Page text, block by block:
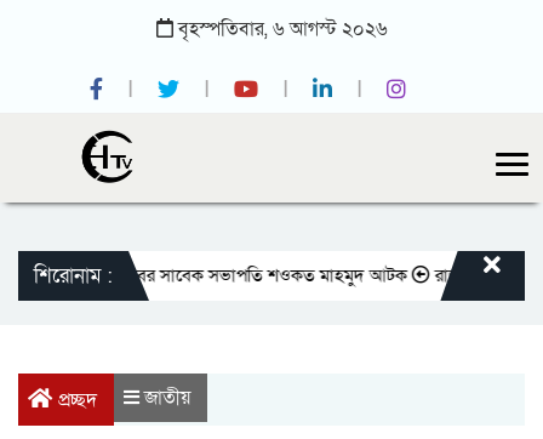
বৃহস্পতিবার,৬আগস্ট ২০২৬
শিরোনাম :
জাতীয় প্রেসক্লাবের সাবেক সভাপতি শওকত মাহমুদ আটক রাজবাড়ীতে বীর
প্রচ্ছদ জাতীয়